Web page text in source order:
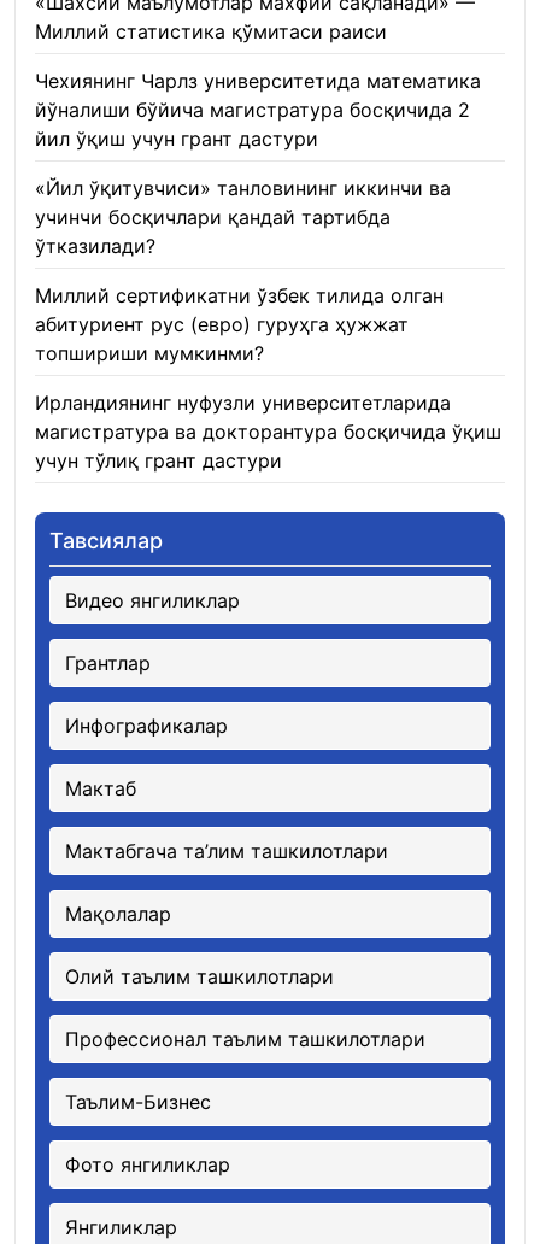
Миллий статистика қўмитаси раиси
Чехиянинг Чарлз университетида математика
йўналиши бўйича магистратура босқичида 2
йил ўқиш учун грант дастури
«Йил ўқитувчиси» танловининг иккинчи ва
учинчи босқичлари қандай тартибда
ўтказилади?
Миллий сертификатни ўзбек тилида олган
абитуриент рус (евро) гуруҳга ҳужжат
топшириши мумкинми?
Ирландиянинг нуфузли университетларида
магистратура ва докторантура босқичида ўқиш
учун тўлиқ грант дастури
Тавсиялар
Видео янгиликлар
Грантлар
Инфографикалар
Мактаб
Мактабгача та’лим ташкилотлари
Мақолалар
Олий таълим ташкилотлари
Профессионал таълим ташкилотлари
Таълим-Бизнес
Фото янгиликлар
Янгиликлар